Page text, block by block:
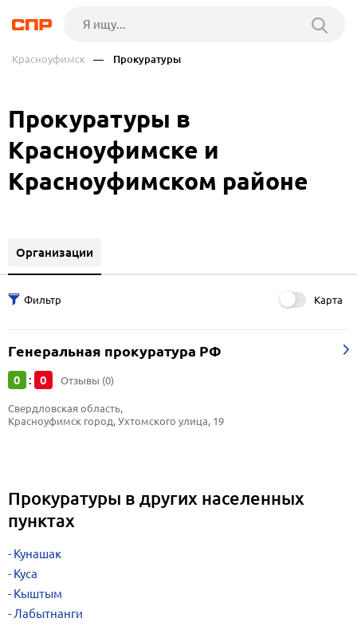
Красноуфимск — Прокуратуры
Прокуратуры в
Красноуфимске и
Красноуфимском районе
Организации
Карта
Генеральная прокуратура РФ
0 : 0 Отзывы (0)
Свердловская область,
Красноуфимск город, Ухтомского улица, 19
Прокуратуры в других населенных
пунктах
Кунашак
Куса
Кыштым
Лабытнанги